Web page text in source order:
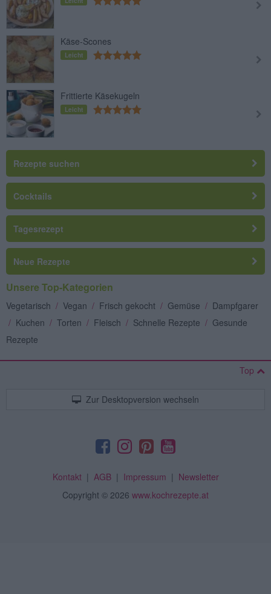
Käse-Scones
Leicht
Frittierte Käsekugeln
Leicht
Rezepte suchen
Cocktails
Tagesrezept
Neue Rezepte
Unsere Top-Kategorien
Vegetarisch / Vegan / Frisch gekocht / Gemüse / Dampfgarer
/ Kuchen / Torten / Fleisch / Schnelle Rezepte / Gesunde
Rezepte
Top
Zur Desktopversion wechseln
Kontakt| AGB| Impressum | Newsletter
Copyright © 2026 www.kochrezepte.at